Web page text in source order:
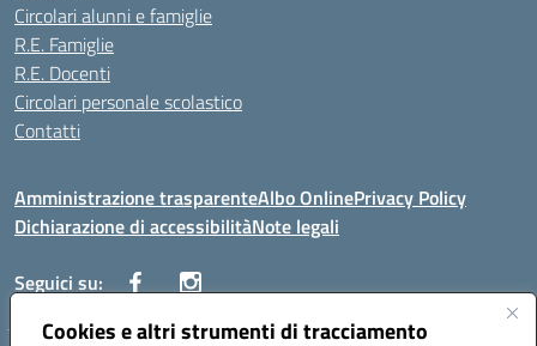
Cookies e altri strumenti di tracciamento
Circolari alunni e famiglie
R.E. Famiglie
R.E. Docenti
Circolari personale scolastico
Contatti
Amministrazione trasparenteAlbo OnlinePrivacy Policy
Dichiarazione di accessibilitàNote legali
Seguici su: